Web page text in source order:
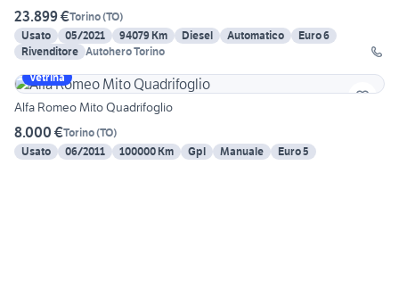
23.899 €Torino(TO)
Usato
05/2021 94079 Km Diesel Automatico
Euro 6
Rivenditore Autohero Torino
Vetrina
Alfa Romeo Mito Quadrifoglio
8.000 €Torino(TO)
Usato
06/2011 100000 Km Gpl Manuale Euro 5